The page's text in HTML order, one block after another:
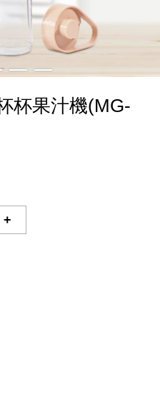
杯果汁機(MG-
+